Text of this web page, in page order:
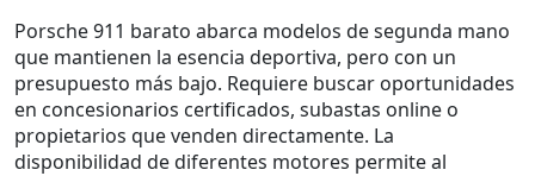
Porsche 911 barato abarca modelos de segunda mano
que mantienen la esencia deportiva, pero con un
presupuesto más bajo. Requiere buscar oportunidades
en concesionarios certificados, subastas online o
propietarios que venden directamente. La
disponibilidad de diferentes motores permite al